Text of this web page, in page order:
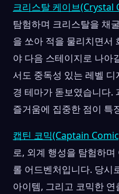
크리스탈 케이브(Crystal
탐험하며 크리스탈을 채
을 쏘아 적을 물리치면서
야 다음 스테이지로 나아
서도 중독성 있는 레벨
경 테마가 돋보였습니다.
즐거움에 집중한 점이 특
캡틴 코믹(Captain
로, 외계 행성을 탐험하
롤 어드벤처입니다. 당시
아이템, 그리고 코믹한